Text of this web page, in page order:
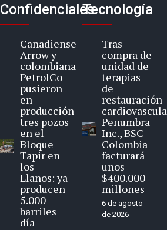
Confidenciales
Canadiense
Arrow y
colombiana
PetrolCo
pusieron
en
producción
tres pozos
en el
Bloque
Tapir en
los
Llanos: ya
producen
5.000
barriles
día
Tecnología
Tras
compra de
unidad de
terapias
de
restauración
Penumbra
Inc., BSC
Colombia
facturará
unos
$400.000
millones
6 de agosto
de 2026